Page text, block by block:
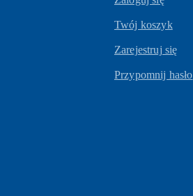
Twój koszyk
Zarejestruj się
Przypomnij hasło